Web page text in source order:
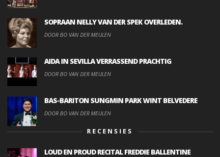
SOPRAAN NELLY VAN DER SPEK OVERLEDEN.
DOOR BO VAN DER MEULEN
AIDA IN SEVILLA VERRASSEND PRACHTIG
DOOR BO VAN DER MEULEN
BAS-BARITON SUNGMIN PARK WINT BELVEDERE
DOOR BO VAN DER MEULEN
RECENSIES
LOUD EN PROUD RECITAL FREDDIE BALLENTINE